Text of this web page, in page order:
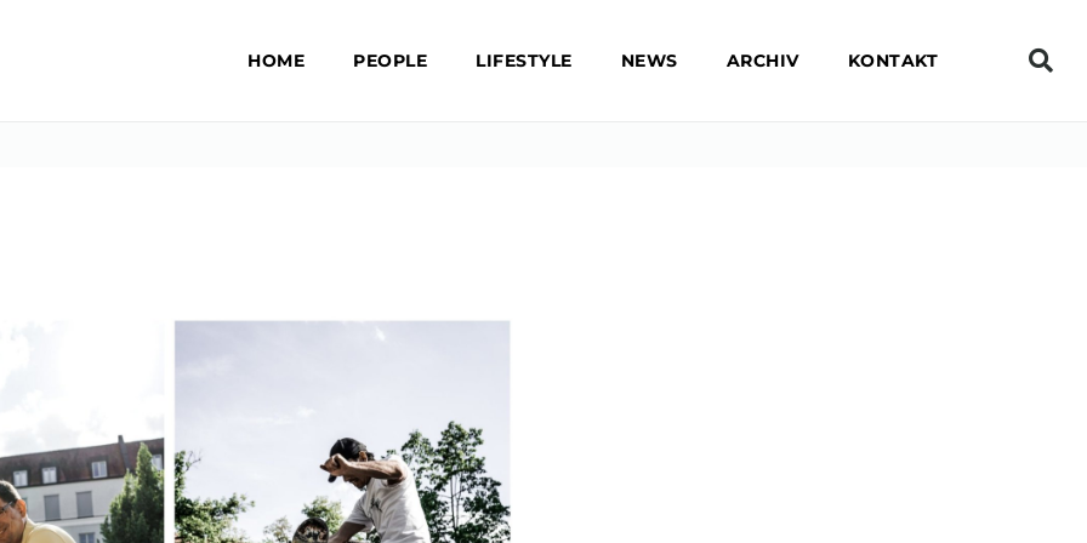
HOME PEOPLE LIFESTYLE NEWS ARCHIV KONTAKT